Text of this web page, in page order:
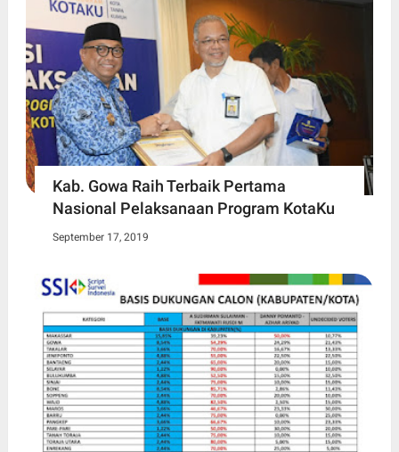
Kab. Gowa Raih Terbaik Pertama
Nasional Pelaksanaan Program KotaKu
September 17, 2019